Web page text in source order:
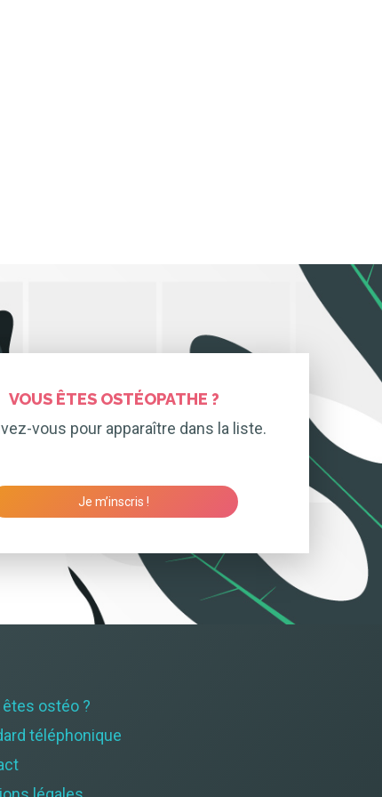
VOUS ÊTES OSTÉOPATHE ?
vous pour apparaître dans la liste.
Je m’inscris !
ostéo ?
téléphonique